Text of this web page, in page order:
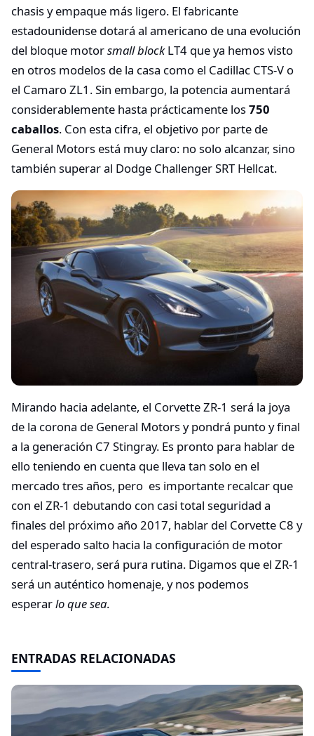
chasis y empaque más ligero. El fabricante
estadounidense dotará al americano de una evolución
del bloque motorsmall blockLT4 que ya hemos visto
en otros modelos de la casa como el Cadillac CTS-V o
el Camaro ZL1. Sin embargo, la potencia aumentará
considerablemente hasta prácticamente los750
caballos. Con esta cifra, el objetivo por parte de
General Motors está muy claro: no solo alcanzar, sino
también superar al Dodge Challenger SRT Hellcat.
Mirando hacia adelante, el Corvette ZR-1 será la joya
de la corona de General Motors y pondrá punto y final
a la generación C7 Stingray. Es pronto para hablar de
ello teniendo en cuenta que lleva tan solo en el
mercado tres años, pero es importante recalcar que
con el ZR-1 debutando con casi total seguridad a
finales del próximo año 2017, hablar del Corvette C8 y
del esperado salto hacia la configuración de motor
central-trasero, será pura rutina. Digamos que el ZR-1
será un auténtico homenaje, y nos podemos
esperarlo que sea.
ENTRADAS RELACIONADAS